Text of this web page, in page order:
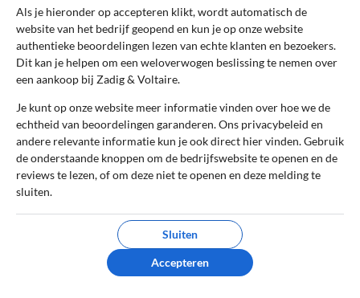
kunnen maken en moet IK deze weer
komen halen. Belachelijk. Daarna krijg ik
een e-mail van Zadig er Voltaire dat ze
geen bon hebben en graag een foto er van
ingeleverd! Sorry, maar ik raad Zadig et
Voltair zeker niet aan!
0
Review handmatig gecontroleerd en goedgekeurd.
Bekijk ons beleid
Als je hieronder op accepteren klikt, wordt automatisch de
website van het bedrijf geopend en kun je op onze website
authentieke beoordelingen lezen van echte klanten en bezoekers.
Dit kan je helpen om een weloverwogen beslissing te nemen over
een aankoop bij Zadig & Voltaire.
Je kunt op onze website meer informatie vinden over hoe we de
echtheid van beoordelingen garanderen. Ons privacybeleid en
andere relevante informatie kun je ook direct hier vinden. Gebruik
de onderstaande knoppen om de bedrijfswebsite te openen en de
reviews te lezen, of om deze niet te openen en deze melding te
sluiten.
Sluiten
Accepteren